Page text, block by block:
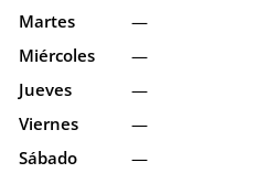
Martes
—
Miércoles
—
Jueves
—
Viernes
—
Sábado
—